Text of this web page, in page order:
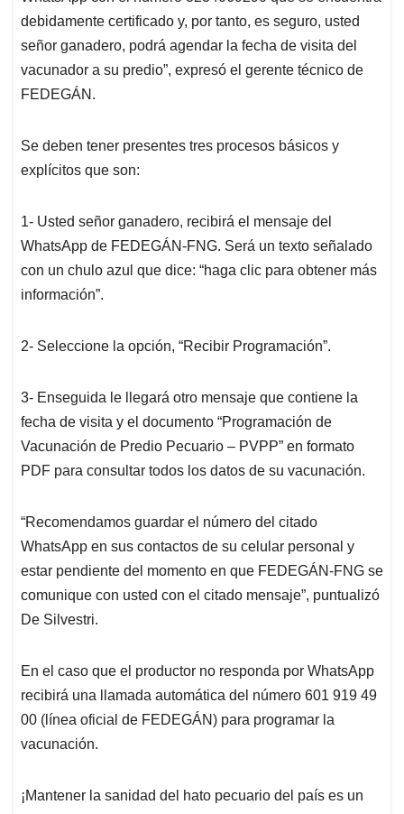
debidamente certificado y, por tanto, es seguro, usted
señor ganadero, podrá agendar la fecha de visita del
vacunador a su predio”, expresó el gerente técnico de
FEDEGÁN.
Se deben tener presentes tres procesos básicos y
explícitos que son:
1- Usted señor ganadero, recibirá el mensaje del
WhatsApp de FEDEGÁN-FNG. Será un texto señalado
con un chulo azul que dice: “haga clic para obtener más
información”.
2- Seleccione la opción, “Recibir Programación”.
3- Enseguida le llegará otro mensaje que contiene la
fecha de visita y el documento “Programación de
Vacunación de Predio Pecuario – PVPP” en formato
PDF para consultar todos los datos de su vacunación.
“Recomendamos guardar el número del citado
WhatsApp en sus contactos de su celular personal y
estar pendiente del momento en que FEDEGÁN-FNG se
comunique con usted con el citado mensaje”, puntualizó
De Silvestri.
En el caso que el productor no responda por WhatsApp
recibirá una llamada automática del número 601 919 49
00 (línea oficial de FEDEGÁN) para programar la
vacunación.
¡Mantener la sanidad del hato pecuario del país es un